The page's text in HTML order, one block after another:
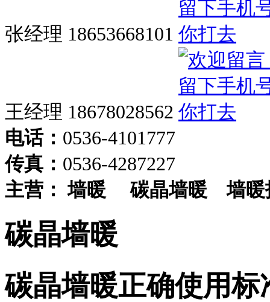
张经理 18653668101
王经理 18678028562
电话： 0536-4101777
传真： 0536-4287227
主营： 墙暖碳晶墙暖墙暖
碳晶墙暖
碳晶墙暖正确使用标